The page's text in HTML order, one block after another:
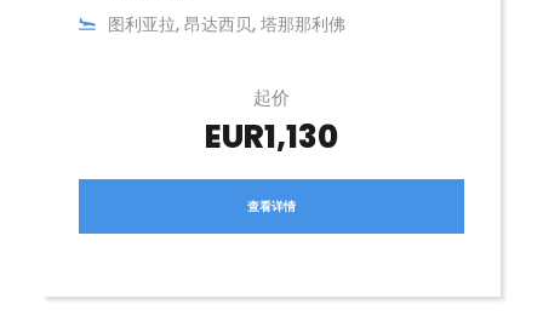
图利亚拉, 昂达西贝, 塔那那利佛
起价
EUR1,130
查看详情